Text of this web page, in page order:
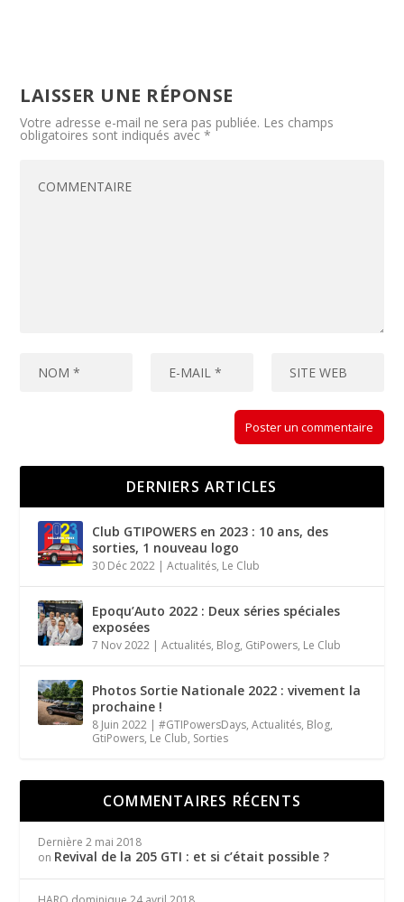
LAISSER UNE RÉPONSE
Votre adresse e-mail ne sera pas publiée. Les champs
obligatoires sont indiqués avec*
DERNIERS ARTICLES
Club GTIPOWERS en 2023 : 10 ans, des
sorties, 1 nouveau logo
30 Déc 2022 |Actualités, Le Club
Epoqu’Auto 2022 : Deux séries spéciales
exposées
7 Nov 2022 |Actualités, Blog, GtiPowers, Le Club
Photos Sortie Nationale 2022 : vivement la
prochaine !
8 Juin 2022 |#GTIPowersDays,Actualités, Blog,
GtiPowers, Le Club, Sorties
COMMENTAIRES RÉCENTS
Dernière 2 mai 2018
on Revival de la 205 GTI : et si c’était possible ?